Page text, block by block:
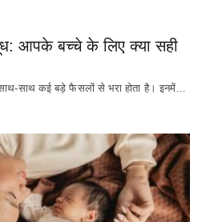
आपके बच्चे के लिए क्या सही
साथ कई बड़े फैसलों से भरा होता है। इनमें…